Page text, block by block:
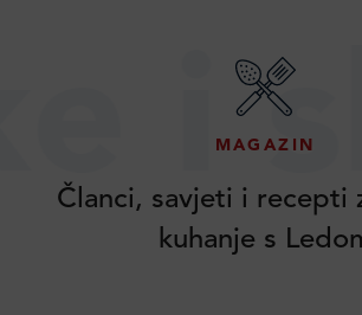
MAGAZIN
Članci, savjeti i recepti
kuhanje s